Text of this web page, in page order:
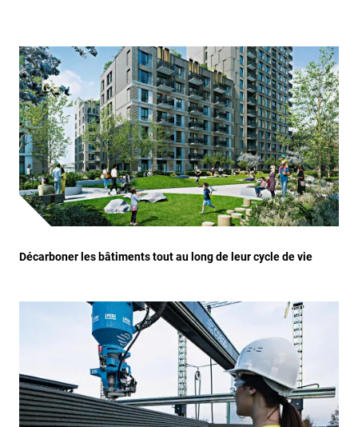
Décarboner les bâtiments tout au long de leur cycle de vie